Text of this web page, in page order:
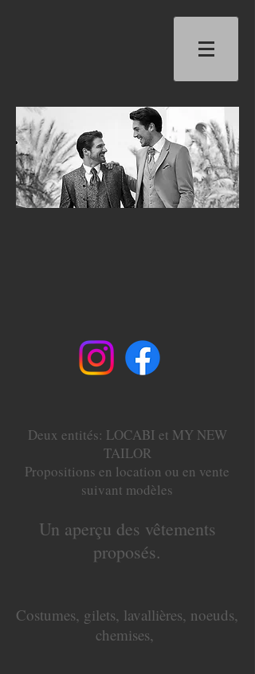
Deux entités: LOCABI et MY NEW
TAILOR
Propositions en location ou en vente
suivant modèles
Un aperçu des vêtements
proposés.
Costumes, gilets, lavallières, noeuds,
chemises,